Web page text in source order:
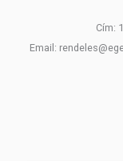
Cím:
Email: